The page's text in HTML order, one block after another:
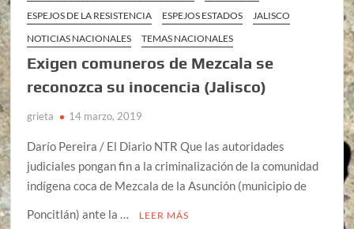
ESPEJOS DE LA RESISTENCIA
ESPEJOS ESTADOS
JALISCO
NOTICIAS NACIONALES
TEMAS NACIONALES
Exigen comuneros de Mezcala se
reconozca su inocencia (Jalisco)
grieta 14 marzo, 2019
Darío Pereira / El Diario NTR Que las autoridades
judiciales pongan fin a la criminalización de la comunidad
indígena coca de Mezcala de la Asunción (municipio de
Poncitlán) ante la …
LEER MÁS